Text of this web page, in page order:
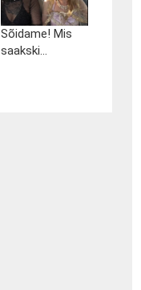
Sõidame! Mis
saakski...